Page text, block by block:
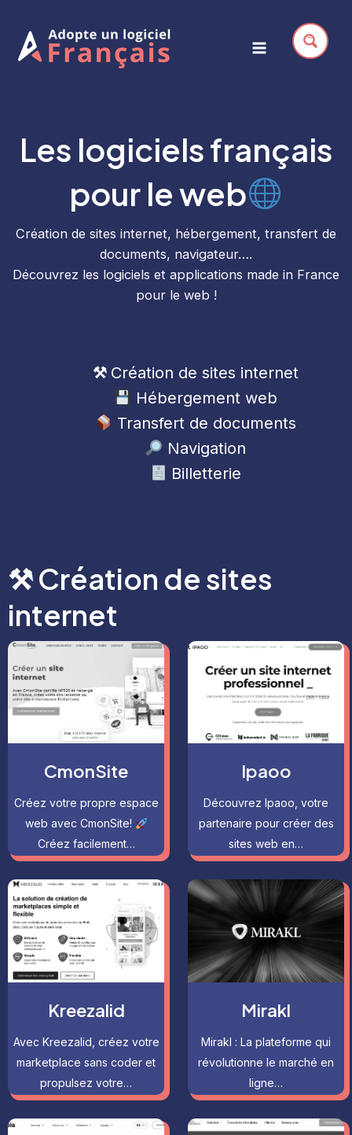
contenu
Les logiciels français
pour le web
Création de sites internet, hébergement, transfert de
documents, navigateur….
Découvrez les logiciels et applications made in France
pour le web !
⚒ Création de sites internet
Hébergement web
Transfert de documents
Navigation
Billetterie
⚒ Création de sites
internet
CmonSite
Créez votre propre espace
web avec CmonSite!
Créez facilement…
Ipaoo
Découvrez Ipaoo, votre
partenaire pour créer des
sites web en…
Kreezalid
Avec Kreezalid, créez votre
marketplace sans coder et
propulsez votre…
Mirakl
Mirakl : La plateforme qui
révolutionne le marché en
ligne…